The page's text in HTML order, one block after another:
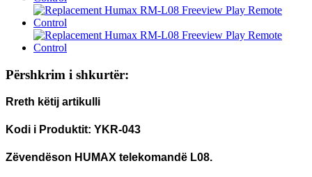
Përshkrim i shkurtër:
Rreth këtij artikulli
Kodi i Produktit: YKR-043
Zëvendëson HUMAX telekomandë L08.